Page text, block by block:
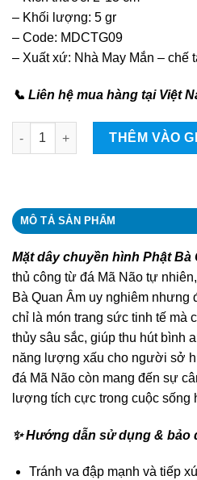
– Khối lượng: 5 gr
– Code: MDCTG09
– Xuất xứ: Nhà May Mắn – chế
📞 Liên hệ mua hàng tại Việt
Mặt dây chuyền hình Phật Bà
THÊM VÀO
MÔ TẢ SẢN PHẨM
Mặt dây chuyền hình Phật Bà
thủ công từ đá Mã Não tự
Bà Quan Âm uy nghiêm nhưng
chỉ là món trang sức tinh tế mà
thủy sâu sắc, giúp thu hút bình
năng lượng xấu cho người sở
đá Mã Não còn mang đến sự
lượng tích cực trong cuộc sống
✨ Hướng dẫn sử dụng & bảo
Tránh va đập mạnh và tiếp